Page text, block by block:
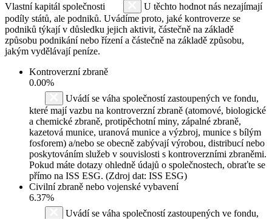
Vlastní kapitál společnosti
U těchto hodnot nás nezajímají
podíly států, ale podniků. Uvádíme proto, jaké kontroverze se
podniků týkají v důsledku jejich aktivit, částečně na základě
způsobu podnikání nebo řízení a částečně na základě způsobu,
jakým vydělávají peníze.
Kontroverzní zbraně
0.00%
Uvádí se váha společností zastoupených ve fondu,
které mají vazbu na kontroverzní zbraně (atomové, biologické
a chemické zbraně, protipěchotní miny, zápalné zbraně,
kazetová munice, uranová munice a výzbroj, munice s bílým
fosforem) a/nebo se obecně zabývají výrobou, distribucí nebo
poskytováním služeb v souvislosti s kontroverzními zbraněmi.
Pokud máte dotazy ohledně údajů o společnostech, obraťte se
přímo na ISS ESG. (Zdroj dat: ISS ESG)
Civilní zbraně nebo vojenské vybavení
6.37%
Uvádí se váha společností zastoupených ve fondu,